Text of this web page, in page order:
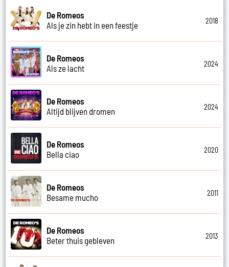
De Romeos
Als je zin hebt in een feestje
2018
De Romeos
Als ze lacht
2024
De Romeos
Altijd blijven dromen
2024
De Romeos
Bella ciao
2020
De Romeos
Besame mucho
2011
De Romeos
Beter thuis gebleven
2013